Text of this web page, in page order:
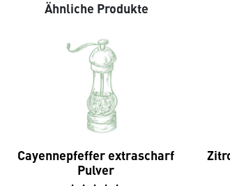
Ähnliche Produkte
Cayennepfeffer extrascharf
Pulver